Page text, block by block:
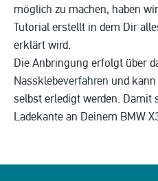
möglich zu machen, haben
Tutorial erstellt in dem Dir
erklärt wird.
Die Anbringung erfolgt über
Nassklebeverfahren und
selbst erledigt werden. Damit
Ladekante an Deinem BMW